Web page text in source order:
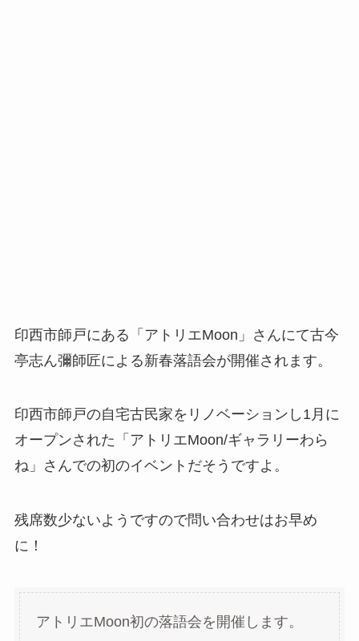
印西市師戸にある「アトリエMoon」さんにて古今
亭志ん彌師匠による新春落語会が開催されます。
印西市師戸の自宅古民家をリノベーションし1月に
オープンされた「アトリエMoon/ギャラリーわら
ね」さんでの初のイベントだそうですよ。
残席数少ないようですので問い合わせはお早め
に！
アトリエMoon初の落語会を開催します。